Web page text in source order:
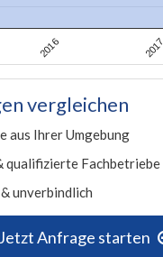
2016 2017
vergleichen
aus Ihrer Umgebung
qualifizierte Fachbetriebe
unverbindlich
Jetzt Anfrage starten